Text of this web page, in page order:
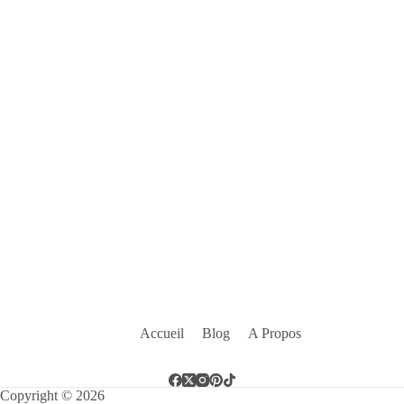
Accueil Blog A Propos
Copyright © 2026